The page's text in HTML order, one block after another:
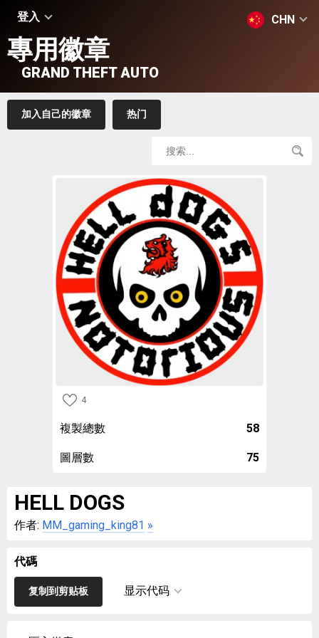
登入 CHN
專用徽章
GRAND THEFT AUTO
加入自己的徽章 热门
4
複製總數 58
圖層數 75
HELL DOGS
作者: MM_gaming_king81 »
代碼
复制到剪贴板 显示代码